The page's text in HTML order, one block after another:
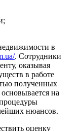
в
. Сотрудники
оказывая
в работе
полученных
на
нюансов.
оценку